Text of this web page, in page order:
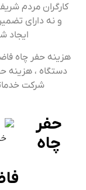
کارگران مردم
و نه دارای
ایجاد
هزینه حفر چاه
دستگاه ، هزینه
شرکت
حفر
چاه